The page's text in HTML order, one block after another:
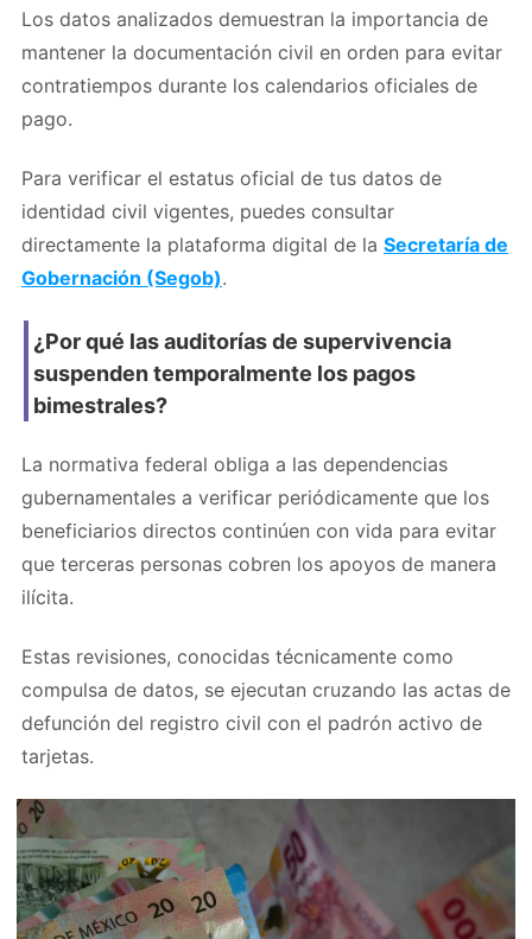
Los datos analizados demuestran la importancia de
mantener la documentación civil en orden para evitar
contratiempos durante los calendarios oficiales de
pago.
Para verificar el estatus oficial de tus datos de
identidad civil vigentes, puedes consultar
directamente la plataforma digital de la Secretaría de
Gobernación (Segob).
¿Por qué las auditorías de supervivencia
suspenden temporalmente los pagos
bimestrales?
La normativa federal obliga a las dependencias
gubernamentales a verificar periódicamente que los
beneficiarios directos continúen con vida para evitar
que terceras personas cobren los apoyos de manera
ilícita.
Estas revisiones, conocidas técnicamente como
compulsa de datos, se ejecutan cruzando las actas de
defunción del registro civil con el padrón activo de
tarjetas.